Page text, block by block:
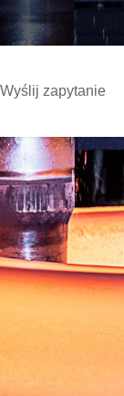
Wyślij zapytanie